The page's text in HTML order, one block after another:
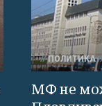
ПОЛИТИКА
МФ не